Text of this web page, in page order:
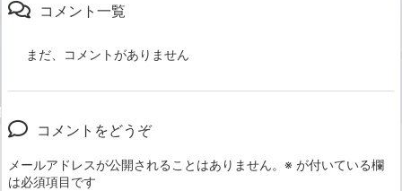
コメント一覧
まだ、コメントがありません
コメントをどうぞ
メールアドレスが公開されることはありません。 ※ が付いている欄
は必須項目です